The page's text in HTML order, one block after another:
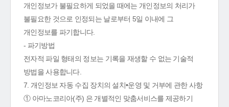
개인정보가 불필요하게 되었을 때에는 개인정보의 처리가
불필요한 것으로 인정되는 날로부터 5일 이내에 그
개인정보를 파기합니다.
- 파기방법
전자적 파일 형태의 정보는 기록을 재생할 수 없는 기술적
방법을 사용합니다.
7. 개인정보 자동 수집 장치의 설치•운영 및 거부에 관한 사항
① 아마노코리아(주) 은 개별적인 맞춤서비스를 제공하기